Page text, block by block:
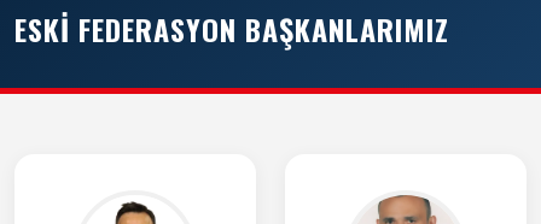
ESKI FEDERASYON BAŞKANLARIMIZ